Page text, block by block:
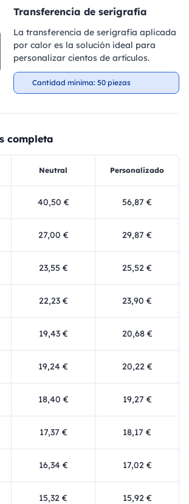
Transferencia de serigrafía
La transferencia de serigrafía aplicada
por calor es la solución ideal para
personalizar cientos de artículos.
Cantidad mínima: 50 piezas
completa
Neutral Personalizado
40,50 € 56,87 €
27,00 € 29,87 €
23,55 € 25,52 €
22,23 € 23,90 €
19,43 € 20,68 €
19,24 € 20,22 €
18,40 € 19,27 €
17,37 € 18,17 €
16,34 € 17,02 €
15,32 € 15,92 €